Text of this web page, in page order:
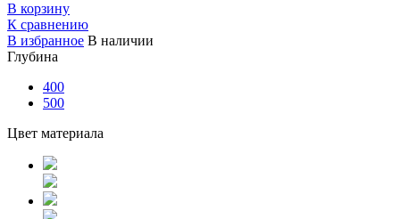
В корзину
К сравнению
В избранное В наличии
Глубина
400
500
Цвет материала